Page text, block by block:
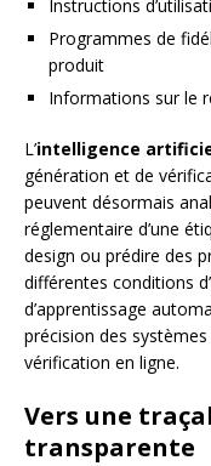
Instructions
Programmes de
produit
Informations sur le
L’intelligence
génération et de
peuvent désormais
réglementaire d’une
design ou prédire des
différentes conditions
d’apprentissage
précision des
vérification en ligne.
Vers une
transparente